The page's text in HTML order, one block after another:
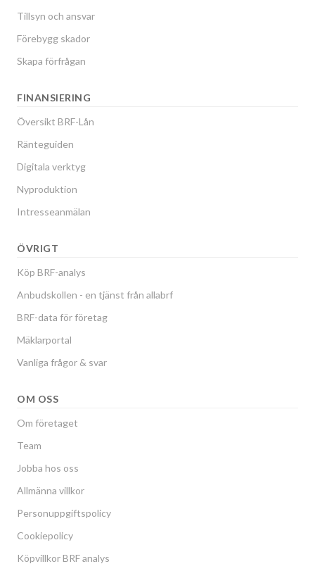
Tillsyn och ansvar
Förebygg skador
Skapa förfrågan
FINANSIERING
Översikt BRF-Lån
Ränteguiden
Digitala verktyg
Nyproduktion
Intresseanmälan
ÖVRIGT
Köp BRF-analys
Anbudskollen - en tjänst från allabrf
BRF-data för företag
Mäklarportal
Vanliga frågor & svar
OM OSS
Om företaget
Team
Jobba hos oss
Allmänna villkor
Personuppgiftspolicy
Cookiepolicy
Köpvillkor BRF analys